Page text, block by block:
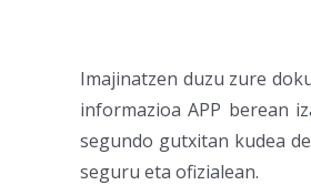
Imajinatzen duzu zure
informazioa APP berean
segundo gutxitan kudea
seguru eta ofizialean.